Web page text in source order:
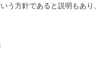
う方針であると説明もあり、